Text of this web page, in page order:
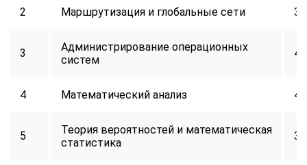
2 Маршрутизация и глобальные сети 32
3
Администрирование операционных
систем
40
4 Математический анализ 40
5
Теория вероятностей и математическая
статистика
32